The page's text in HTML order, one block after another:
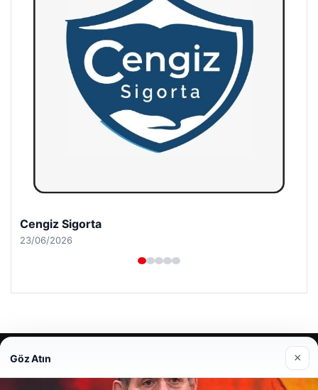
Hastaş Beton
26/05/2026
© 2026 Seviyeli Haber – Güncel Haberler
Göz Atın
×
malta dil okulları|lemagrup.com.tr